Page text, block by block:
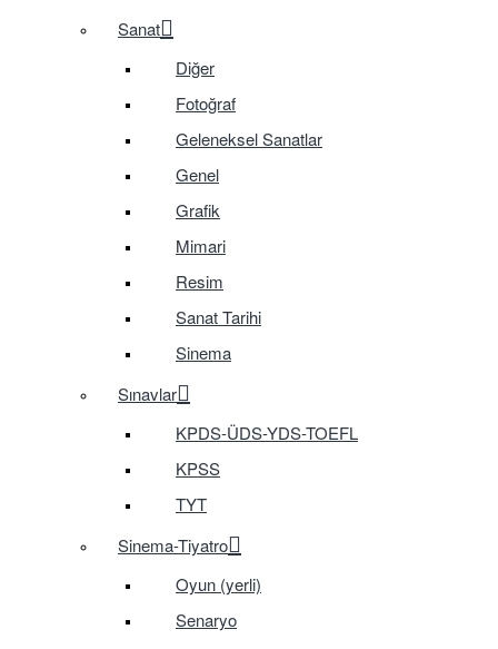
Sanat
Diğer
Fotoğraf
Geleneksel Sanatlar
Genel
Grafik
Mimari
Resim
Sanat Tarihi
Sinema
Sınavlar
KPDS-ÜDS-YDS-TOEFL
KPSS
TYT
Sinema-Tiyatro
Oyun (yerli)
Senaryo